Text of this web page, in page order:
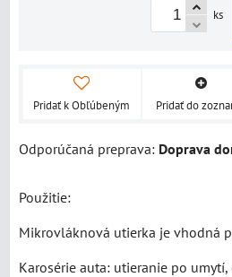
ks
Pridať k Obľúbeným Pridať do
Doprava
Použitie:
Mikrovláknová utierka je vhodná
Karosérie auta: utieranie po